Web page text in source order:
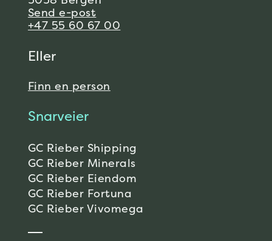
Send e-post
+47 55 60 67 00
Eller
Finn en person
Snarveier
GC Rieber Shipping
GC Rieber Minerals
GC Rieber Eiendom
GC Rieber Fortuna
GC Rieber Vivomega